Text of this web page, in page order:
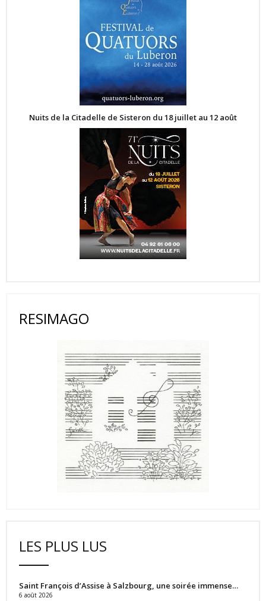
Nuits de la Citadelle de Sisteron du 18 juillet au 12 août
RESIMAGO
LES PLUS LUS
Saint François d’Assise à Salzbourg, une soirée immense…
6 août 2026